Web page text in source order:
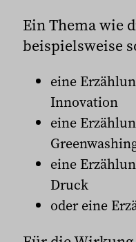
Ein Thema wie
beispielsweise
eine
Innovation
eine
eine
Druck
oder eine